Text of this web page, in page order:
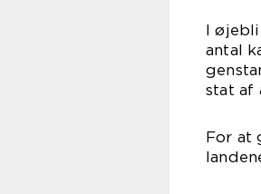
I
antal
stat af
For at